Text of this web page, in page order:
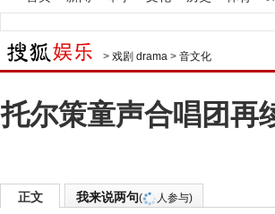
> 戏剧 drama > 音文化
托尔策童声合唱团再
正文 我来说两句( 人参与)